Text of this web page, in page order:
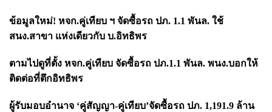
ข้อมูลใหม่! หจก.คู่เทียบ ฯ จัดซื้อรถ ปภ. 1.1 พันล. ใช้
สนง.สาขา แห่งเดียวกับ บ.อิทธิพร
ตามไปดูที่ตั้ง หจก.คู่เทียบ จัดซื้อรถ ปภ.1.1 พันล. พนง.บอกให้
ติดต่อที่ตึกอิทธิพร
ผู้รับมอบอำนาจ ‘คู่สัญญา-คู่เทียบ’จัดซื้อรถ ปภ. 1,191.9 ล้าน